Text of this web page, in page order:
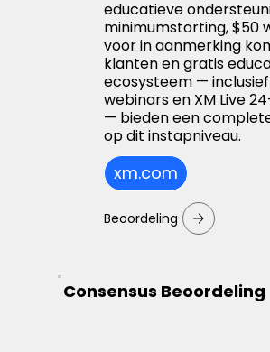
educatieve
minimumstorting, $50
voor in aanmerking
klanten en gratis
ecosysteem —
webinars en XM Live
— bieden een
op dit instapniveau.
xm.com
Beoordeling
Consensus Beoordeling